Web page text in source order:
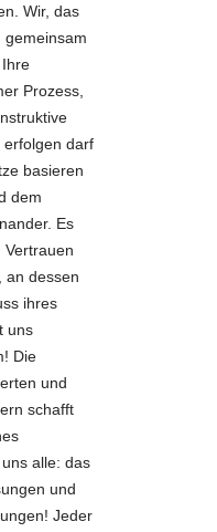
Wir, das
gemeinsam
Prozess,
erfolgen darf
basieren
dem
Es
an dessen
ihres
uns
Die
und
schafft
alle: das
und
Jeder